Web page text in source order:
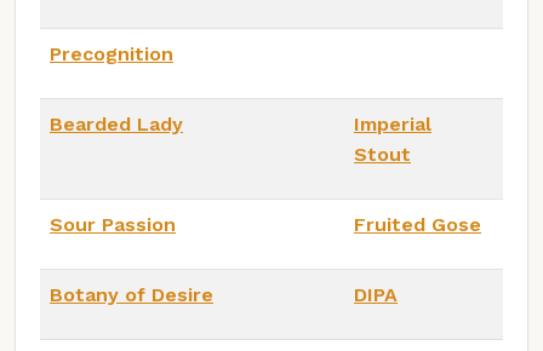
Precognition
Bearded Lady
Imperial
Stout
Sour Passion Fruited Gose
Botany of Desire DIPA